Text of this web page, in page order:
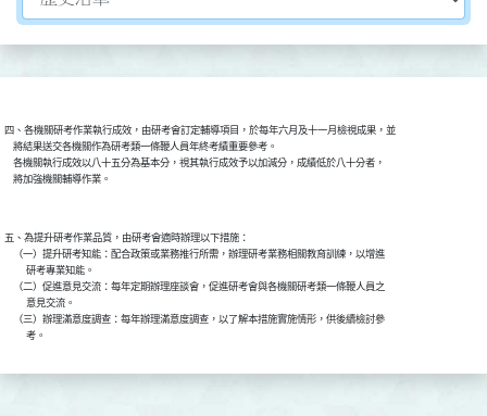
四、各機關研考作業執行成效，由研考會訂定輔導項目，於每年六月及十一月檢視成果，並
    將結果送交各機關作為研考類一條鞭人員年終考績重要參考。
    各機關執行成效以八十五分為基本分，視其執行成效予以加減分，成績低於八十分者，
五、為提升研考作業品質，由研考會適時辦理以下措施：
    （一）提升研考知能：配合政策或業務推行所需，辦理研考業務相關教育訓練，以增進
          研考專業知能。
    （二）促進意見交流：每年定期辦理座談會，促進研考會與各機關研考類一條鞭人員之
          意見交流。
    （三）辦理滿意度調查：每年辦理滿意度調查，以了解本措施實施情形，供後續檢討參